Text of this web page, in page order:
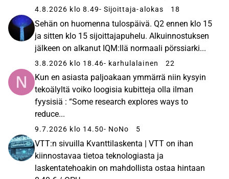
4.8.2026 klo 8.49- Sijoittaja-alokas 18
Sehän on huomenna tulospäivä. Q2 ennen klo 15
ja sitten klo 15 sijoittajapuhelu. Alkuinnostuksen
jälkeen on alkanut IQM:llä normaali pörssiarki...
3.8.2026 klo 18.46- karhulalainen 22
Kun en asiasta paljoakaan ymmärrä niin kysyin
tekoälyltä voiko loogisia kubitteja olla ilman
fyysisiä : “Some research explores ways to
reduce...
9.7.2026 klo 14.50- NoNo 5
VTT:n sivuilla Kvanttilaskenta | VTT on ihan
kiinnostavaa tietoa teknologiasta ja
laskentatehoakin on mahdollista ostaa hintaan